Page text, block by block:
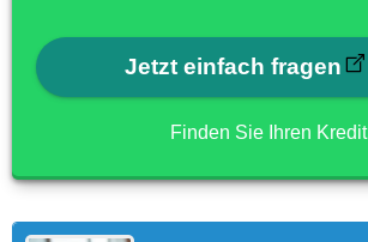
Jetzt einfach fragen
Finden Sie Ihren Kredit